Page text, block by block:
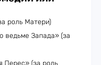
роль Матери)
ведьме Запада» (за
Перес» (за роль